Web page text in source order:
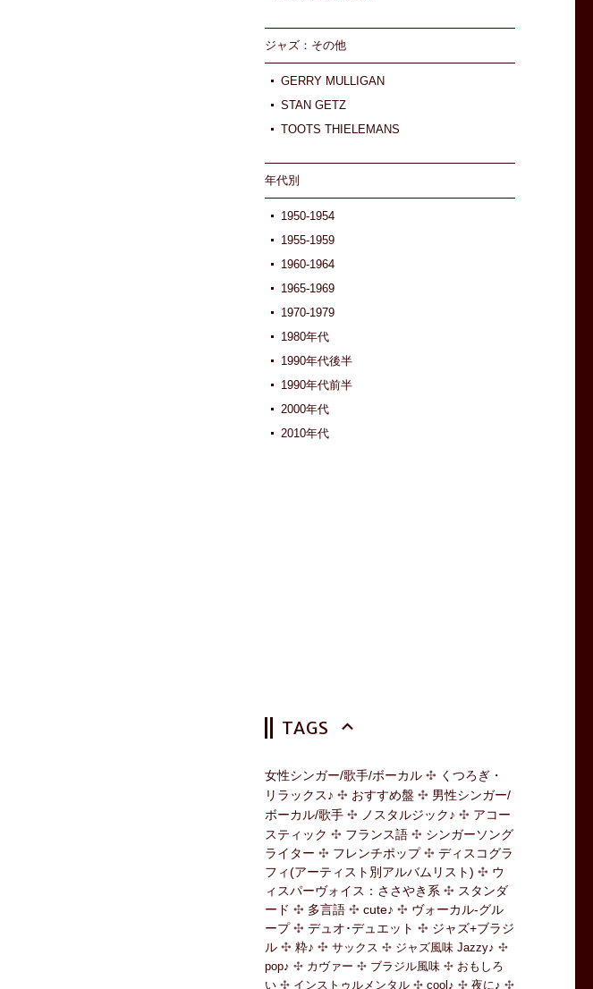
ジャズ：その他
GERRY MULLIGAN
STAN GETZ
TOOTS THIELEMANS
年代別
1950-1954
1955-1959
1960-1964
1965-1969
1970-1979
1980年代
1990年代後半
1990年代前半
2000年代
2010年代
TAGS
女性シンガー/歌手/ボーカル
くつろぎ・
リラックス♪
おすすめ盤
男性シンガー/
ボーカル/歌手
ノスタルジック♪
アコー
スティック
フランス語
シンガーソング
ライター
フレンチポップ
ディスコグラ
フィ(アーティスト別アルバムリスト)
ウ
ィスパーヴォイス：ささやき系
スタンダ
ード
多言語 cute♪
ヴォーカル-グル
ープ
デュオ･デュエット
ジャズ+ブラジ
ル
粋♪ サックス
ジャズ風味 Jazzy♪
pop♪
カヴァー ブラジル風味
おもしろ
い
インストゥルメンタル cool♪ 夜に♪